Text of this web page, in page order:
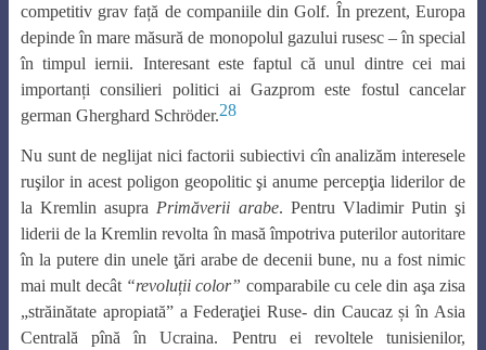
competitiv grav față de companiile din Golf. În prezent, Europa
depinde în mare măsură de monopolul gazului rusesc – în special
în timpul iernii. Interesant este faptul că unul dintre cei mai
importanți consilieri politici ai Gazprom este fostul cancelar
german Gherghard Schröder.28
Nu sunt de neglijat nici factorii subiectivi cîn analizăm interesele
ruşilor in acest poligon geopolitic şi anume percepţia liderilor de
la Kremlin asupra Primăverii arabe. Pentru Vladimir Putin şi
liderii de la Kremlin revolta în masă împotriva puterilor autoritare
în la putere din unele ţări arabe de decenii bune, nu a fost nimic
mai mult decât “revoluții color” comparabile cu cele din aşa zisa
„străinătate apropiată” a Federaţiei Ruse- din Caucaz și în Asia
Centrală pînă în Ucraina. Pentru ei revoltele tunisienilor,